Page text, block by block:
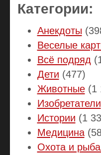
Категории:
Анекдоты
Веселые
Всё подряд
Дети (477)
Животные(1
Изобретатели
Истории (1
Медицина
Охота и